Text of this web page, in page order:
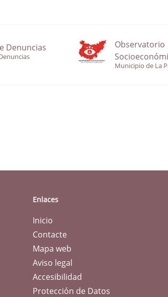
Denuncias
Observatorio
Municipio de La
Enlaces
Inicio
Contacte
Mapa web
Aviso legal
Accesibilidad
Protección de Datos